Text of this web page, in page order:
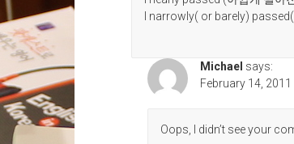
I narrowly( or barely)
Michael says:
February 14,
Oops, I didn’t see your